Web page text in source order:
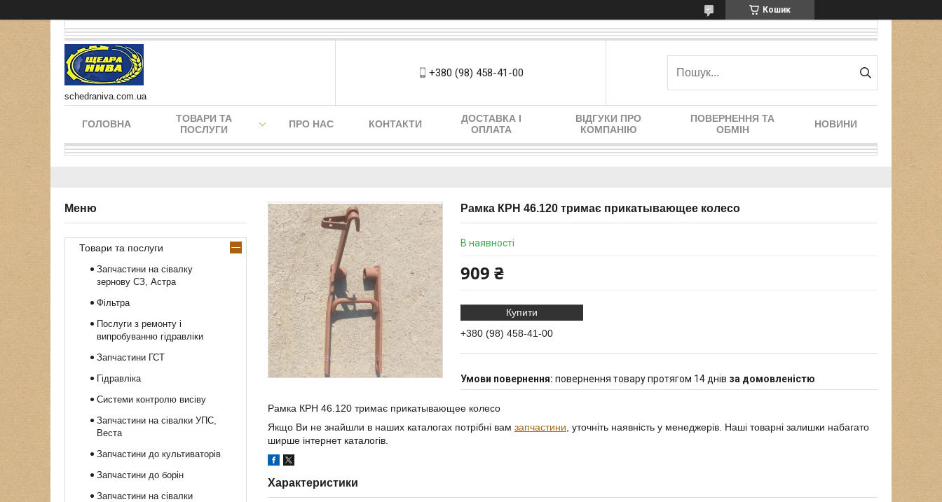
Кошик
schedraniva.com.ua
+380 (98) 458-41-00
ГОЛОВНА
ТОВАРИ ТА
ПОСЛУГИ
ПРО НАС КОНТАКТИ
ДОСТАВКА І
ОПЛАТА
ВІДГУКИ ПРО
КОМПАНІЮ
ПОВЕРНЕННЯ ТА
ОБМІН
НОВИНИ
Рамка КРН 46.120 тримає прикатывающее колесо
В наявності
909 ₴
Купити
+380 (98) 458-41-00
повернення товару протягом 14 днів за домовленістю
Рамка КРН 46.120 тримає прикатывающее колесо
Якщо Ви не знайшли в наших каталогах потрібні вам запчастини , уточніть наявність у менеджерів. Наші товарні залишки набагато
ширше інтернет каталогів.
Характеристики
Товари та послуги
Запчастини на сівалку
зернову СЗ, Астра
Фільтра
Послуги з ремонту і
випробуванню гідравліки
Запчастини ГСТ
Гідравліка
Системи контролю висіву
Запчастини на сівалки УПС,
Веста
Запчастини до культиваторів
Запчастини до борін
Запчастини на сівалки